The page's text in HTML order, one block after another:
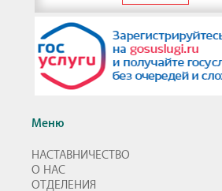
Меню
НАСТАВНИЧЕСТВО
О НАС
ОТДЕЛЕНИЯ